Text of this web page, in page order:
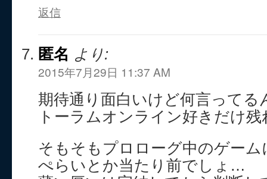
返信
匿名 より:
2015年7月29日 11:37 AM
期待通り面白いけど何言ってる
トーラムオンライン好きだけ
そもそもプロローグ中のゲー
ぺらいとか当たり前でしょ…